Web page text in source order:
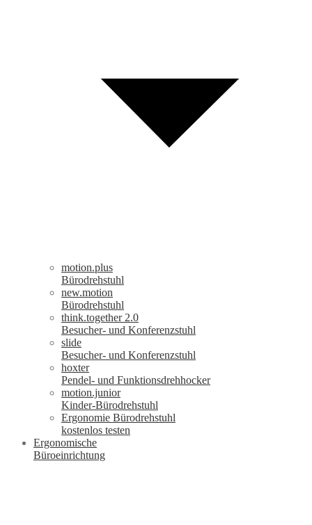
motion.plus
Bürodrehstuhl
new.motion
Bürodrehstuhl
think.together 2.0
Besucher- und Konferenzstuhl
slide
Besucher- und Konferenzstuhl
hoxter
Pendel- und Funktionsdrehhocker
motion.junior
Kinder-Bürodrehstuhl
Ergonomie Bürodrehstuhl
kostenlos testen
Ergonomische
Büroeinrichtung